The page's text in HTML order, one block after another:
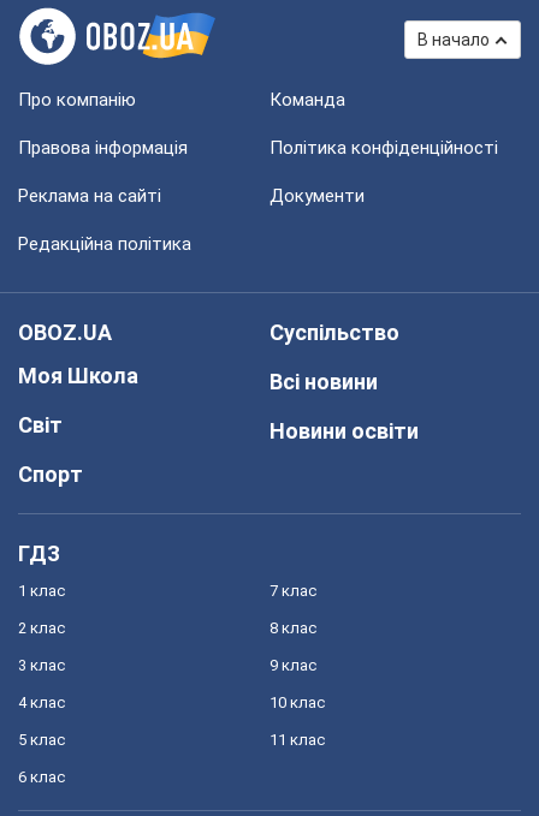
В начало
Про компанію Команда
Правова інформація Політика конфіденційності
Реклама на сайті Документи
Редакційна політика
OBOZ.UA
Моя Школа
Світ
Спорт
Суспільство
Всі новини
Новини освіти
ГДЗ
1 клас
2 клас
3 клас
4 клас
5 клас
6 клас
7 клас
8 клас
9 клас
10 клас
11 клас